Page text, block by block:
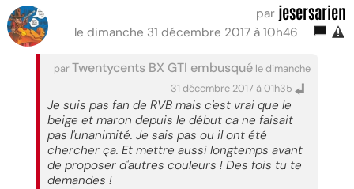
par jesersarien
le dimanche 31 décembre 2017 à 10h46
parTwentycents BX GTI embusqué le dimanche
31 décembre 2017 à 01h35
Je suis pas fan de RVB mais c'est vrai que le
beige et maron depuis le début ca ne faisait
pas l'unanimité. Je sais pas ou il ont été
chercher ça. Et mettre aussi longtemps avant
de proposer d'autres couleurs ! Des fois tu te
demandes !